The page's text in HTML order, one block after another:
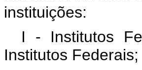
instituições:
I - Institutos
Institutos Federais;